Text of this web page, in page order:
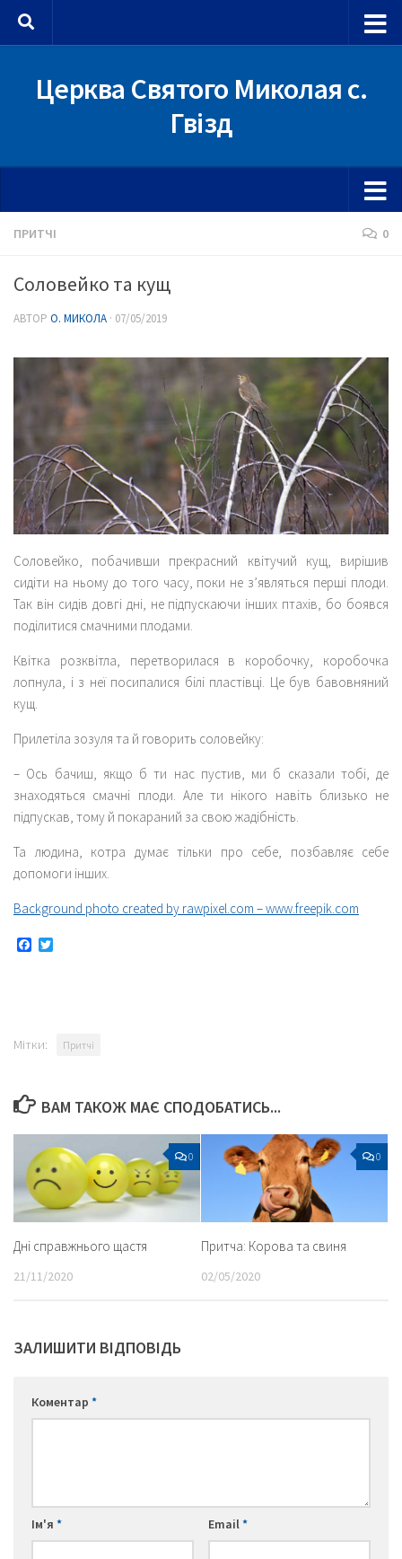
Skip to content
Церква Святого Миколая с.
Гвізд
ПРИТЧІ 0
Соловейко та кущ
АВТОР О. МИКОЛА · 07/05/2019
Соловейко, побачивши прекрасний квітучий кущ, вирішив
сидіти на ньому до того часу, поки не з’являться перші плоди.
Так він сидів довгі дні, не підпускаючи інших птахів, бо боявся
поділитися смачними плодами.
Квітка розквітла, перетворилася в коробочку, коробочка
лопнула, і з неї посипалися білі пластівці. Це був бавовняний
кущ.
Прилетіла зозуля та й говорить соловейку:
– Ось бачиш, якщо б ти нас пустив, ми б сказали тобі, де
знаходяться смачні плоди. Але ти нікого навіть близько не
підпускав, тому й покараний за свою жадібність.
Та людина, котра думає тільки про себе, позбавляє себе
допомоги інших.
Background photo created by rawpixel.com – www.freepik.com
Facebook
Мітки: Притчі
ВАМ ТАКОЖ МАЄ СПОДОБАТИСЬ...
0
Дні справжнього щастя
21/11/2020
0
Притча: Корова та свиня
02/05/2020
ЗАЛИШИТИ ВІДПОВІДЬ
Коментар *
Ім'я * Email*